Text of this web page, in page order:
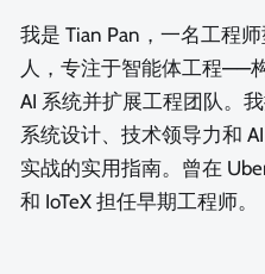
我是 Tian Pan，一名工程
人，专注于智能体工程——
AI 系统并扩展工程团队。
系统设计、技术领导力和
实战的实用指南。曾在
和 IoTeX 担任早期工程师。